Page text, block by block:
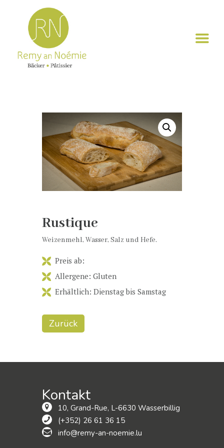
Rustique
Zurück
Weizenmehl, Wasser, Salz und Hefe.
Preis ab:
Allergene: Gluten
Erhältlich: Dienstag bis Samstag
Kontakt
10, Grand-Rue, L-6630 Wasserbillig
(+352) 26 61 36 15
info@remy-an-noemie.lu